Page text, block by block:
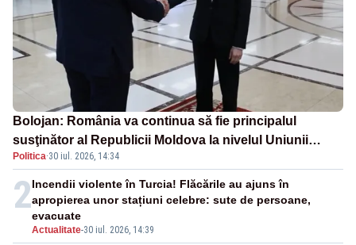
Bolojan: România va continua să fie principalul
susţinător al Republicii Moldova la nivelul Uniunii
Europene
Politica·30 iul. 2026, 14:34
2
Actualitate-30 iul. 2026, 14:39
Incendii violente în Turcia! Flăcările au ajuns în
apropierea unor stațiuni celebre: sute de persoane,
evacuate